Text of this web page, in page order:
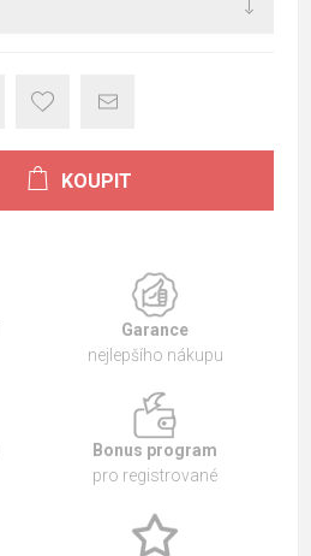
KOUPIT
Garance
nejlepšího nákupu
Bonus program
pro registrované